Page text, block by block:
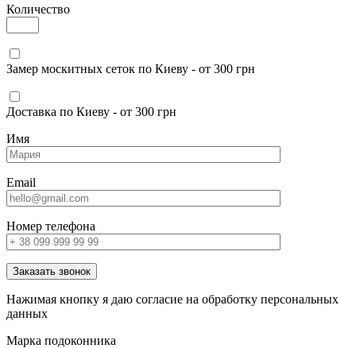
Количество
Замер москитных сеток по Киеву - от 300 грн
Доставка по Киеву - от 300 грн
Имя
Email
Номер телефона
Заказать звонок
Нажимая кнопку я даю согласие на обработку персональных
данных
Марка подоконника